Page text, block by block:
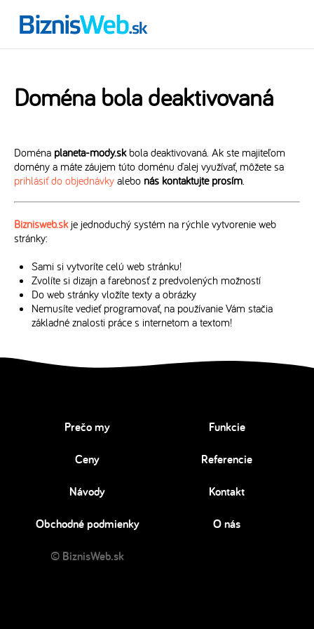
Doména bola deaktivovaná
Doména planeta-mody.skbola deaktivovaná. Ak ste majiteľom
domény a máte záujem túto doménu ďalej využívať, môžete sa
prihlásiť do objednávky alebo nás kontaktujte prosím.
Biznisweb.skje jednoduchý systém na rýchle vytvorenie web
stránky:
Sami si vytvoríte celú web stránku!
Zvolíte si dizajn a farebnosť z predvolených možností
Do web stránky vložíte texty a obrázky
Nemusíte vedieť programovať, na používanie Vám stačia
základné znalosti práce s internetom a textom!
Prečo my Funkcie
Ceny Referencie
Návody Kontakt
Obchodné podmienky O nás
© BiznisWeb.sk